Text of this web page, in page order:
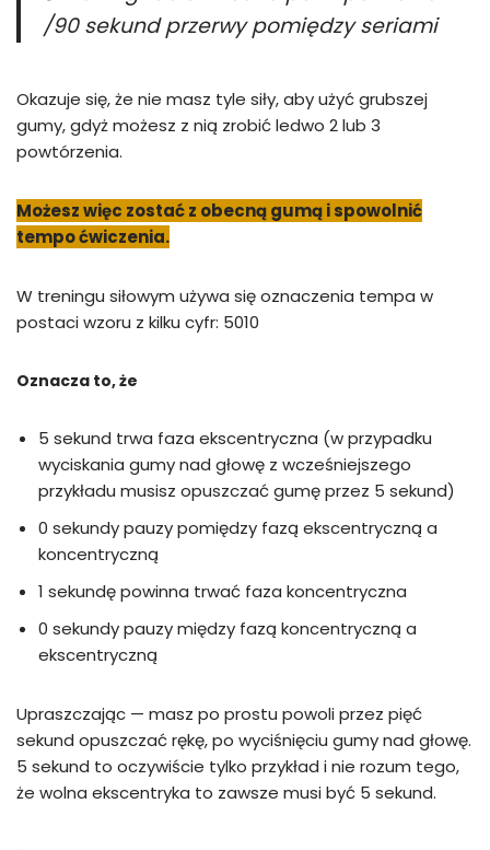
/90 sekund przerwy pomiędzy seriami
Okazuje się, że nie masz tyle siły, aby użyć grubszej
gumy, gdyż możesz z nią zrobić ledwo 2 lub 3
powtórzenia.
Możesz więc zostać z obecną gumą i spowolnić
tempo ćwiczenia.
W treningu siłowym używa się oznaczenia tempa w
postaci wzoru z kilku cyfr: 5010
Oznacza to, że
5 sekund trwa faza ekscentryczna (w przypadku
wyciskania gumy nad głowę z wcześniejszego
przykładu musisz opuszczać gumę przez 5 sekund)
0 sekundy pauzy pomiędzy fazą ekscentryczną a
koncentryczną
1 sekundę powinna trwać faza koncentryczna
0 sekundy pauzy między fazą koncentryczną a
ekscentryczną
Upraszczając — masz po prostu powoli przez pięć
sekund opuszczać rękę, po wyciśnięciu gumy nad głowę.
5 sekund to oczywiście tylko przykład i nie rozum tego,
że wolna ekscentryka to zawsze musi być 5 sekund.